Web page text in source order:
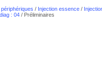
/ Injection essence /
: 04 / Préliminaires